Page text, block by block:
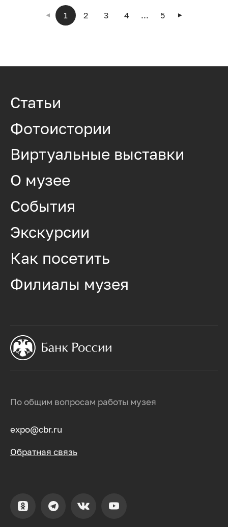
1 2 3 4 ... 5
По общим вопросам работы музея
expo@cbr.ru
Обратная связь
Статьи
Фотоистории
Виртуальные выставки
О музее
События
Экскурсии
Как посетить
Филиалы музея